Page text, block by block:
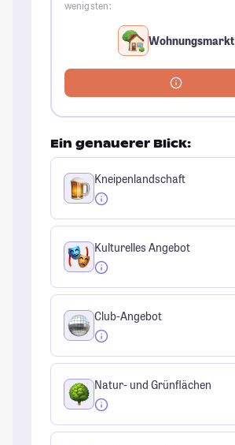
wenigsten:
Wohnungsmarkt
Ein genauerer Blick:
Kneipenlandschaft
Kulturelles Angebot
Club-Angebot
Natur- und Grünflächen